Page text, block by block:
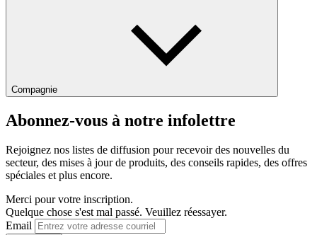
Compagnie
Abonnez-vous à notre infolettre
Rejoignez nos listes de diffusion pour recevoir des nouvelles du
secteur, des mises à jour de produits, des conseils rapides, des offres
spéciales et plus encore.
Merci pour votre inscription.
Quelque chose s'est mal passé. Veuillez réessayer.
Email